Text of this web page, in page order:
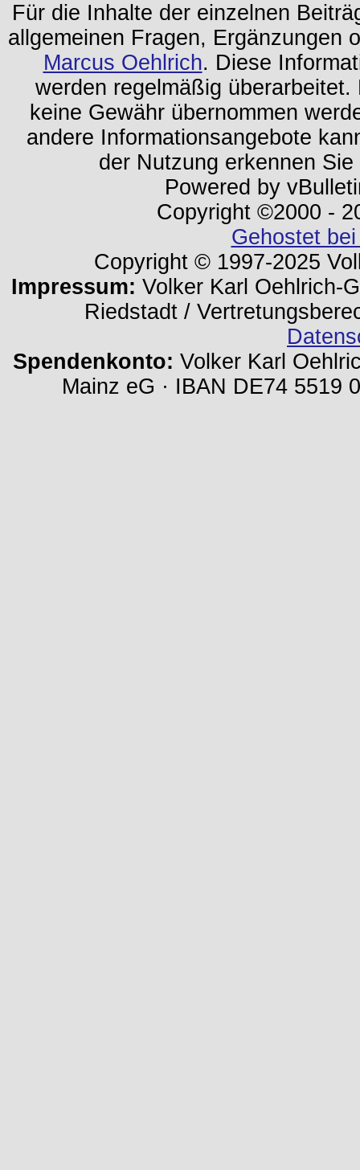
Für die Inhalte der einzelnen
allgemeinen Fragen, Ergänzungen
Marcus Oehlrich. Diese
werden regelmäßig
keine Gewähr übernommen
andere Informationsangebote
der Nutzung erkennen
Powered by
Copyright ©2000 -
Gehostet
Copyright © 1997-2025
Impressum: Volker Karl Oehlrich-
Riedstadt /
Spendenkonto: Volker Karl
Mainz eG · IBAN DE74 5519